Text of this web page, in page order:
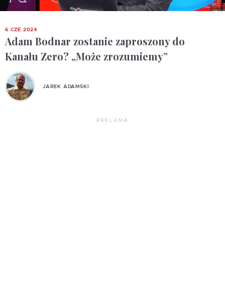
6 CZE 2024
Adam Bodnar zostanie zaproszony do
Kanału Zero? „Może zrozumiemy”
JAREK ADAMSKI
REKLAMA